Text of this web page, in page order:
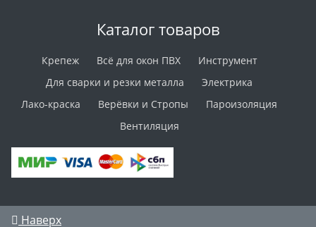
Каталог товаров
Крепеж Всё для окон ПВХ
Инструмент
Для сварки и резки металла
Электрика
Лако-краска
Верёвки и Стропы
Пароизоляция
Вентиляция
Наверх